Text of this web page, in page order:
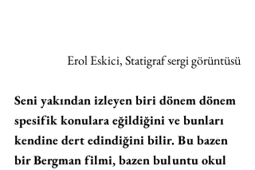
Erol Eskici, Statigraf sergi görüntüsü
Seni yakından izleyen biri dönem dönem
spesifik konulara eğildiğini ve bunları
kendine dert edindiğini bilir. Bu bazen
bir Bergman filmi, bazen buluntu okul